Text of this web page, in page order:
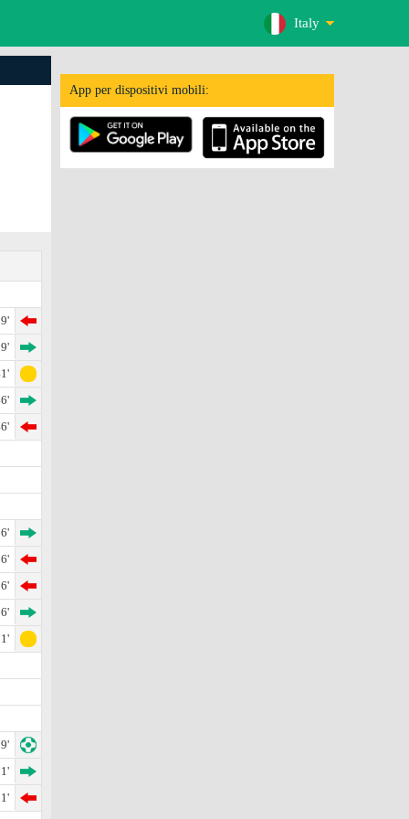
Italy
App per dispositivi mobili: